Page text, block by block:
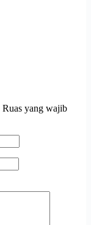
Ruas yang wajib